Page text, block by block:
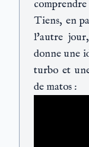
Tiens, en
l'autre
donne une
turbo et
de matos :